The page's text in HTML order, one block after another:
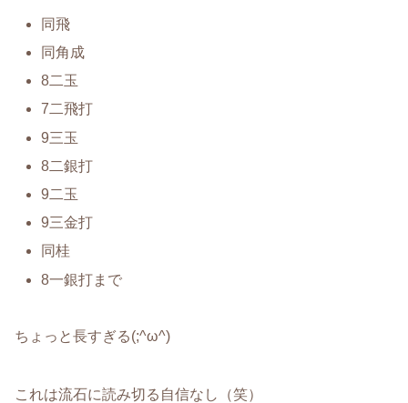
同飛
同角成
8二玉
7二飛打
9三玉
8二銀打
9二玉
9三金打
同桂
8一銀打まで
ちょっと長すぎる(;^ω^)
これは流石に読み切る自信なし（笑）